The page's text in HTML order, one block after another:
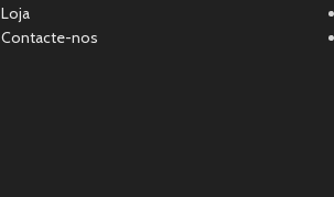
Loja
Contacte-nos